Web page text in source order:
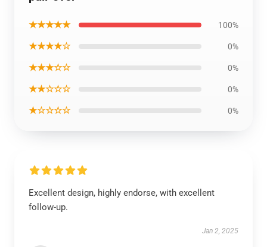
★★★★★ 100%
★★★★☆ 0%
★★★☆☆ 0%
★★☆☆☆ 0%
★☆☆☆☆ 0%
Excellent design, highly endorse, with excellent
follow-up.
Jan 2, 2025